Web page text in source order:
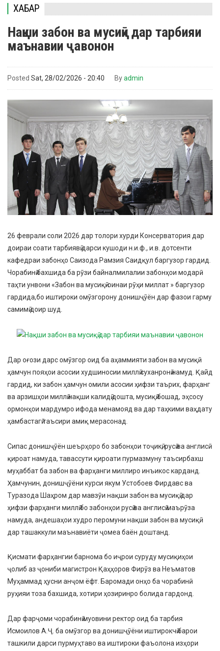
ХАБАР
Нақши забон ва мусиқӣ дар тарбияи
маънавии ҷавонон
Posted Sat, 28/02/2026 - 20:40 Byadmin
26 феврали соли 2026 дар толори хурди Консерватория дар
доираи соати тарбиявӣ дарси кушоди н.и.ф., и.в. дотсенти
кафедраи забонҳо Саизода Рамзия Саидқул баргузор гардид.
Чорабинӣ бахшида ба рӯзи байналмилалии забонҳои модарӣ
таҳти унвони «Забон ва мусиқӣ-оинаи рӯҳи миллат » баргузор
гардида,бо иштироки омӯзгорону донишҷӯён дар фазои гарму
самимӣ доир шуд.
Дар оғози дарс омӯзгор оид ба аҳаммияти забон ва мусиқӣ
ҳамчун пояҳои асосии худшиносии миллӣ суханронӣ намуд. Қайд
гардид, ки забон ҳамчун омили асосии ҳифзи таърих, фарҳанг
ва арзишҳои миллӣ нақши калидӣ дошта, мусиқӣ бошад, эҳсосу
ормонҳои мардумро ифода менамояд ва дар таҳкими ваҳдату
ҳамбастагӣ таъсири амиқ мерасонад.
Сипас донишҷӯён шеърҳоро бо забонҳои тоҷикӣ, русӣ ва англисӣ
қироат намуда, тавассути қироати пурмазмуну таъсирбахш
муҳаббат ба забон ва фарҳанги миллиро инъикос карданд.
Ҳамчунин, донишҷӯёни курси якум Устобоев Фирдавс ва
Туразода Шаҳром дар мавзӯи нақши забон ва мусиқӣ дар
ҳифзи фарҳанги миллӣ бо забонҳои русӣ ва англисӣ маърӯза
намуда, андешаҳои худро перомуни нақши забон ва мусиқӣ
дар ташаккули маънавиёти ҷомеа баён доштанд.
Қисмати фарҳангии барнома бо иҷрои суруду мусиқиҳои
ҷолиб аз ҷониби магистрон Қаҳҳоров Фирӯз ва Неъматов
Муҳаммад ҳусни анҷом ёфт. Баромади онҳо ба чорабинӣ
руҳияи тоза бахшида, хотири ҳозиринро болида гардонд.
Дар фарҷоми чорабинӣ муовини ректор оид ба тарбия
Исмоилов А.Ҷ. ба омӯзгор ва донишҷӯёни иштирокчӣ барои
ташкили дарси пурмуҳтаво ва иштироки фаъолона изҳори